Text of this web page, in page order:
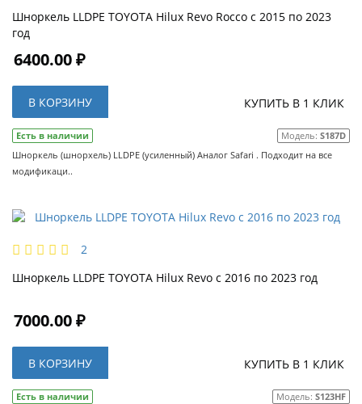
Шноркель LLDPE TOYOTA Hilux Revo Rocco с 2015 по 2023
год
6400.00 ₽
В КОРЗИНУ КУПИТЬ В 1 КЛИК
Есть в наличии Модель: S187D
Шноркель (шнорхель) LLDPE (усиленный) Аналог Safari . Подходит на все
модификаци..
2
Шноркель LLDPE TOYOTA Hilux Revo с 2016 по 2023 год
7000.00 ₽
В КОРЗИНУ КУПИТЬ В 1 КЛИК
Есть в наличии Модель: S123HF